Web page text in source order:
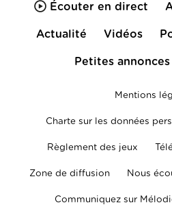
Écouter en direct
Actualité Vidéos
Petites annonces
Mentions
Charte sur les données
Règlement des jeux
Zone de diffusion Nous
Communiquez sur